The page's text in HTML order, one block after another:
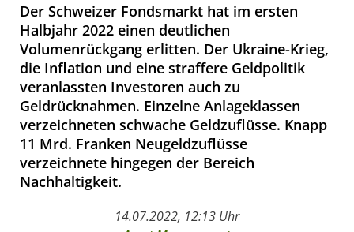
Der Schweizer Fondsmarkt hat im ersten
Halbjahr 2022 einen deutlichen
Volumenrückgang erlitten. Der Ukraine-Krieg,
die Inflation und eine straffere Geldpolitik
veranlassten Investoren auch zu
Geldrücknahmen. Einzelne Anlageklassen
verzeichneten schwache Geldzuflüsse. Knapp
11 Mrd. Franken Neugeldzuflüsse
verzeichnete hingegen der Bereich
Nachhaltigkeit.
14.07.2022, 12:13 Uhr